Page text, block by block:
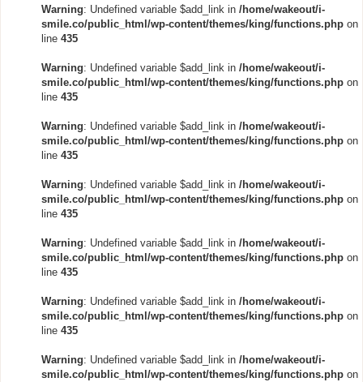
Warning: Undefined variable $add_link in /home/wakeout/i-
smile.co/public_html/wp-content/themes/king/functions.php on
line 435
Warning: Undefined variable $add_link in /home/wakeout/i-
smile.co/public_html/wp-content/themes/king/functions.php on
line 435
Warning: Undefined variable $add_link in /home/wakeout/i-
smile.co/public_html/wp-content/themes/king/functions.php on
line 435
Warning: Undefined variable $add_link in /home/wakeout/i-
smile.co/public_html/wp-content/themes/king/functions.php on
line 435
Warning: Undefined variable $add_link in /home/wakeout/i-
smile.co/public_html/wp-content/themes/king/functions.php on
line 435
Warning: Undefined variable $add_link in /home/wakeout/i-
smile.co/public_html/wp-content/themes/king/functions.php on
line 435
Warning: Undefined variable $add_link in /home/wakeout/i-
smile.co/public_html/wp-content/themes/king/functions.php on